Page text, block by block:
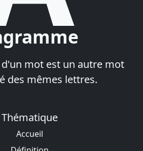
mot est un autre mot
des mêmes lettres.
Thématique
Accueil